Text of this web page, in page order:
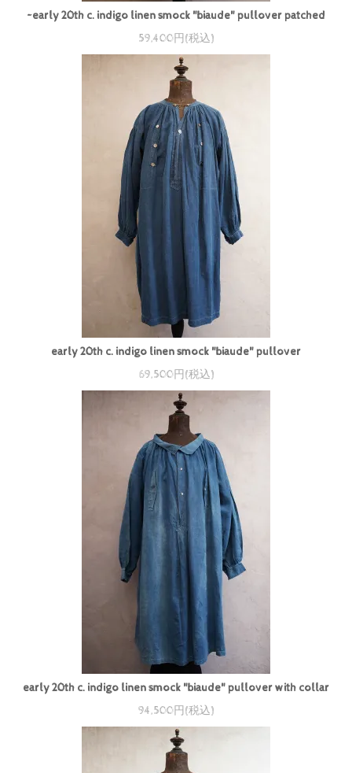
~early 20th c. indigo linen smock "biaude" pullover patched
59,400円(税込)
early 20th c. indigo linen smock "biaude" pullover
69,500円(税込)
early 20th c. indigo linen smock "biaude" pullover with collar
94,500円(税込)